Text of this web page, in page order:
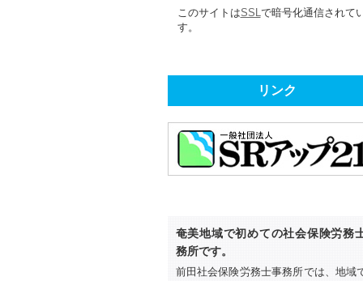
このサイトはSSLで暗号化通信されて
す。
リンク
奄美地域で初めての社会保険労務
務所です。
前田社会保険労務士事務所では、地域